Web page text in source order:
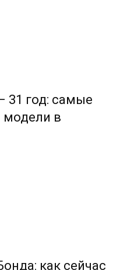
31 год: самые
в
как сейчас